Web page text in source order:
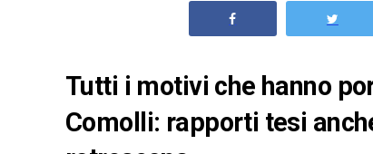
Tutti i motivi che hanno
Comolli: rapporti tesi